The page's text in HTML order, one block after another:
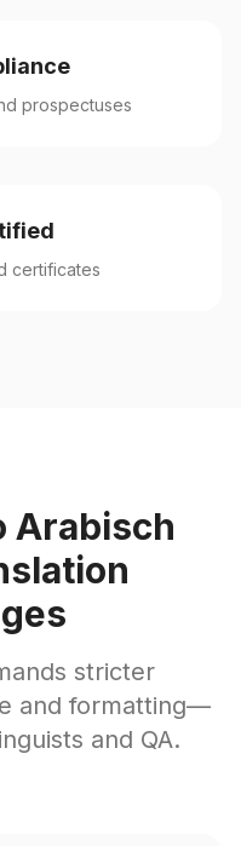
prospectuses
certificates
Arabisch
stricter
and formatting—
and QA.